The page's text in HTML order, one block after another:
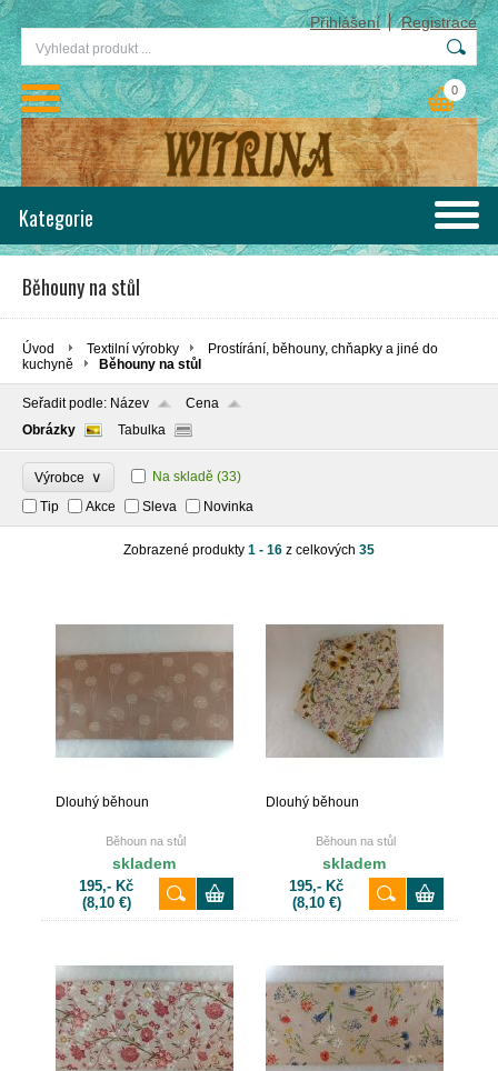
Přihlášení Registrace
0
Kategorie
Běhouny na stůl
Úvod Textilní výrobky
Prostírání, běhouny, chňapky a jiné do
kuchyně
Běhouny na stůl
Seřadit podle: Název
Cena
Obrázky
Tabulka
Výrobce ∨ Na skladě (33)
Tip
Akce Sleva Novinka
Zobrazené produkty 1 - 16 z celkových 35
Dlouhý běhoun
Běhoun na stůl
skladem
195,- Kč
(8,10 €)
Dlouhý běhoun
Běhoun na stůl
skladem
195,- Kč
(8,10 €)